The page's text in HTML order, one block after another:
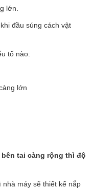
lớn.
đầu súng cách vật
tố nào:
lớn
tai càng rộng thì độ
máy sẽ thiết kế nắp